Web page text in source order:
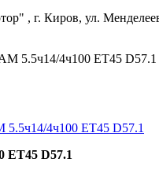
, г. Киров, ул.
5.5ч14/4ч100 ET45 D57.1
ET45 D57.1